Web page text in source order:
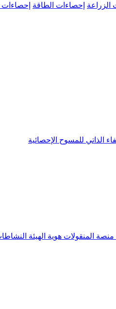
الزراعة إحصاءات الطاقة إحصاءات
الذاتي للمسوح الإحصائية
منصة المنقولات هوية الهيئة